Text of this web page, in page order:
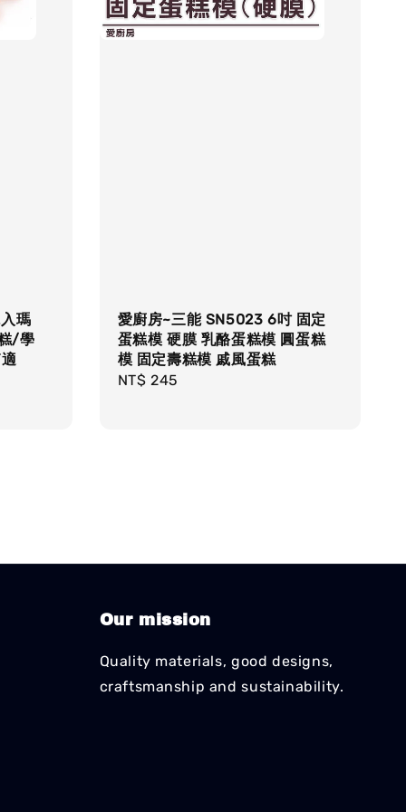
瑪
/學
愛廚房~三能 SN5023 6吋 固定
蛋糕模 硬膜 乳酪蛋糕模 圓蛋糕
模 固定壽糕模 戚風蛋糕
Regular
NT$ 245
Our mission
Quality materials, good designs,
craftsmanship and sustainability.